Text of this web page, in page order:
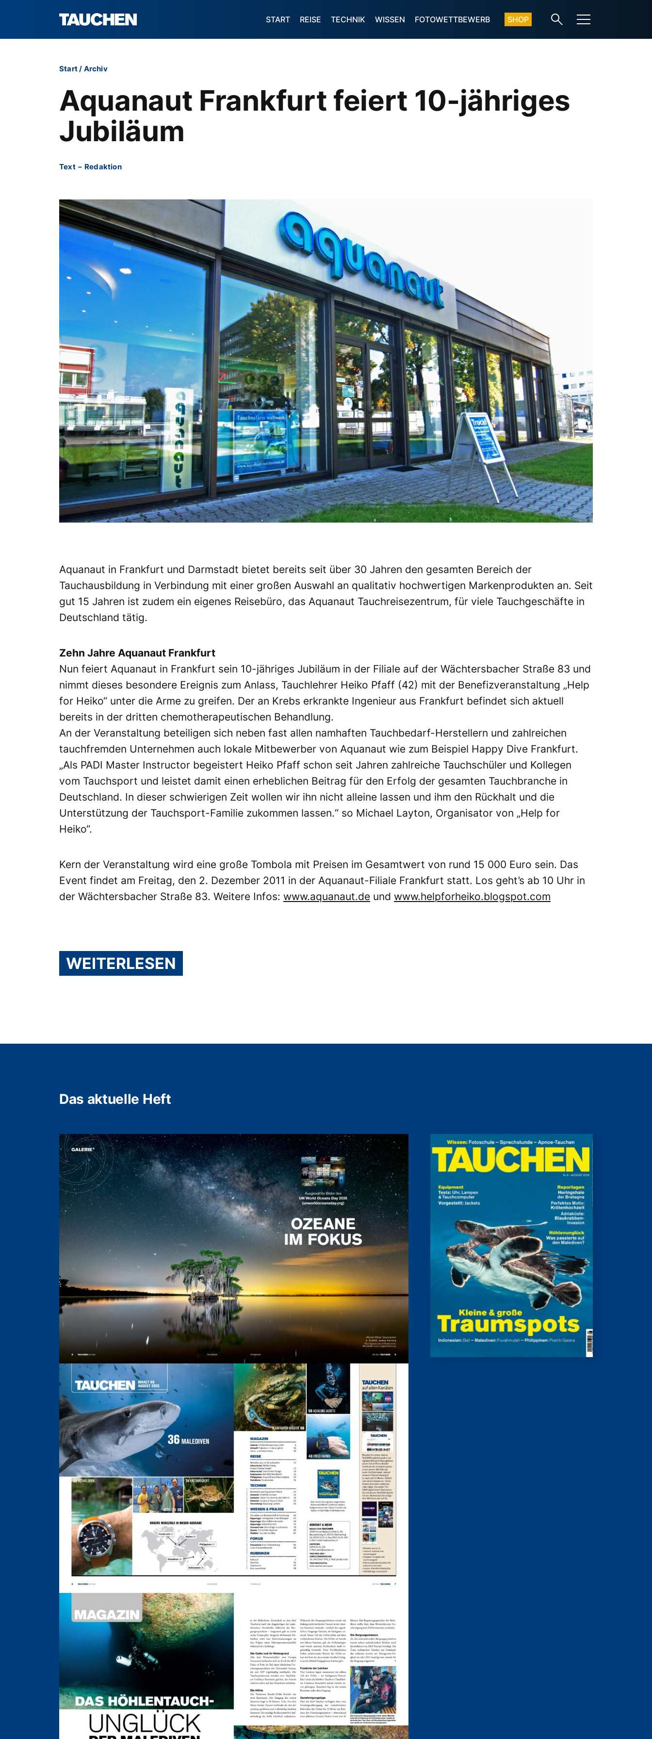
START REISE TECHNIK WISSEN FOTOWETTBEWERB SHOP
Start/ Archiv
Aquanaut Frankfurt feiert 10-jähriges
Jubiläum
Text – Redaktion
Aquanaut in Frankfurt und Darmstadt bietet bereits seit über 30 Jahren den gesamten Bereich der
Tauchausbildung in Verbindung mit einer großen Auswahl an qualitativ hochwertigen Markenprodukten an. Seit
gut 15 Jahren ist zudem ein eigenes Reisebüro, das Aquanaut Tauchreisezentrum, für viele Tauchgeschäfte in
Deutschland tätig.
Zehn Jahre Aquanaut Frankfurt
Nun feiert Aquanaut in Frankfurt sein 10-jähriges Jubiläum in der Filiale auf der Wächtersbacher Straße 83 und
nimmt dieses besondere Ereignis zum Anlass, Tauchlehrer Heiko Pfaff (42) mit der Benefizveranstaltung „Help
for Heiko“ unter die Arme zu greifen. Der an Krebs erkrankte Ingenieur aus Frankfurt befindet sich aktuell
bereits in der dritten chemotherapeutischen Behandlung.
An der Veranstaltung beteiligen sich neben fast allen namhaften Tauchbedarf-Herstellern und zahlreichen
tauchfremden Unternehmen auch lokale Mitbewerber von Aquanaut wie zum Beispiel Happy Dive Frankfurt.
„Als PADI Master Instructor begeistert Heiko Pfaff schon seit Jahren zahlreiche Tauchschüler und Kollegen
vom Tauchsport und leistet damit einen erheblichen Beitrag für den Erfolg der gesamten Tauchbranche in
Deutschland. In dieser schwierigen Zeit wollen wir ihn nicht alleine lassen und ihm den Rückhalt und die
Unterstützung der Tauchsport-Familie zukommen lassen.“ so Michael Layton, Organisator von „Help for
Heiko“.
Kern der Veranstaltung wird eine große Tombola mit Preisen im Gesamtwert von rund 15 000 Euro sein. Das
Event findet am Freitag, den 2. Dezember 2011 in der Aquanaut-Filiale Frankfurt statt. Los geht’s ab 10 Uhr in
der Wächtersbacher Straße 83. Weitere Infos: www.aquanaut.de und www.helpforheiko.blogspot.com
WEITERLESEN
Das aktuelle Heft